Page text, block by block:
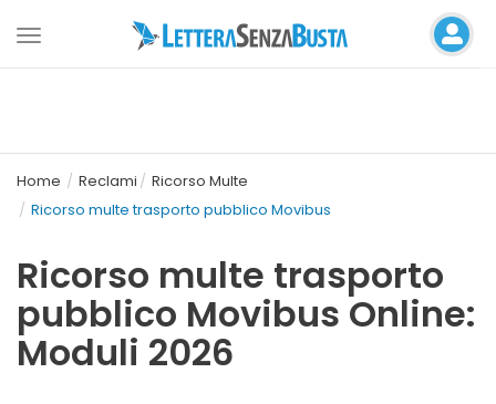
Toggle
Home Reclami
Ricorso Multe
Ricorso multe trasporto pubblico Movibus
Ricorso multe trasporto
pubblico Movibus Online:
Moduli 2026